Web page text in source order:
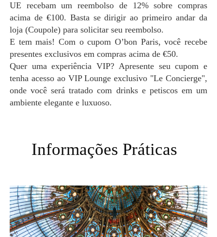
UE recebam um reembolso de 12% sobre compras
acima de €100. Basta se dirigir ao primeiro andar da
loja (Coupole) para solicitar seu reembolso.
E tem mais! Com o cupom O’bon Paris, você recebe
presentes exclusivos em compras acima de €50.
Quer uma experiência VIP? Apresente seu cupom e
tenha acesso ao VIP Lounge exclusivo "Le Concierge",
onde você será tratado com drinks e petiscos em um
ambiente elegante e luxuoso.
Informações Práticas